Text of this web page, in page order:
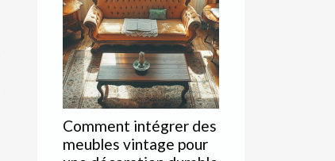
Comment intégrer des
meubles vintage pour